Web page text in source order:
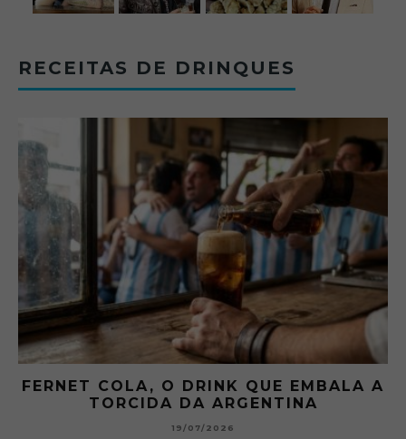
RECEITAS DE DRINQUES
FERNET COLA, O DRINK QUE EMBALA A
TORCIDA DA ARGENTINA
19/07/2026